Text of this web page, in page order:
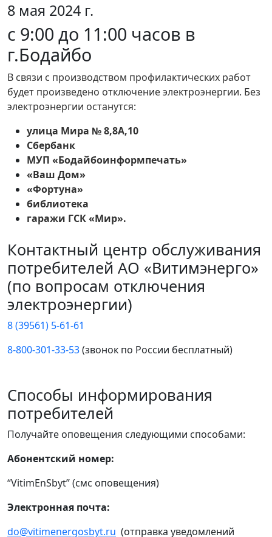
8 мая 2024 г.
с 9:00 до 11:00 часов в
г.Бодайбо
В связи с производством профилактических работ
будет произведено отключение электроэнергии. Без
электроэнергии останутся:
улица Мира № 8,8А,10
Сбербанк
МУП «Бодайбоинформпечать»
«Ваш Дом»
«Фортуна»
библиотека
гаражи ГСК «Мир».
Контактный центр обслуживания
потребителей АО «Витимэнерго»
(по вопросам отключения
электроэнергии)
8 (39561) 5-61-61
8-800-301-33-53(звонок по России бесплатный)
Способы информирования
потребителей
Получайте оповещения следующими способами:
Абонентский номер:
“VitimEnSbyt” (смс оповещения)
Электронная почта:
do@vitimenergosbyt.ru (отправка уведомлений